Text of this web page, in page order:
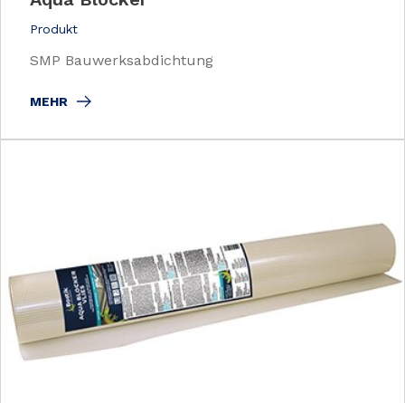
Produkt
SMP Bauwerksabdichtung
MEHR